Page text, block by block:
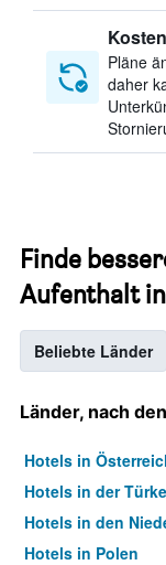
Pläne
daher
Finde
Aufenthalt
Beliebte Länder
Länder, nach
Hotels in
Hotels in der
Hotels in den
Hotels in Polen